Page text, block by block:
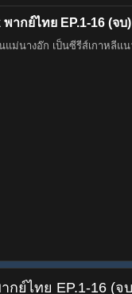
ากย์ไทย EP.1-16 (จบ)
นางอ๊ก เป็นซีรีส์เกาหลี
กย์ไทย EP.1-16 (จ